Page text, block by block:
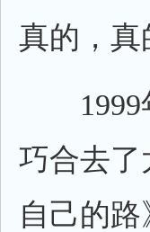
真的，
1999年
巧合去了
自己的路